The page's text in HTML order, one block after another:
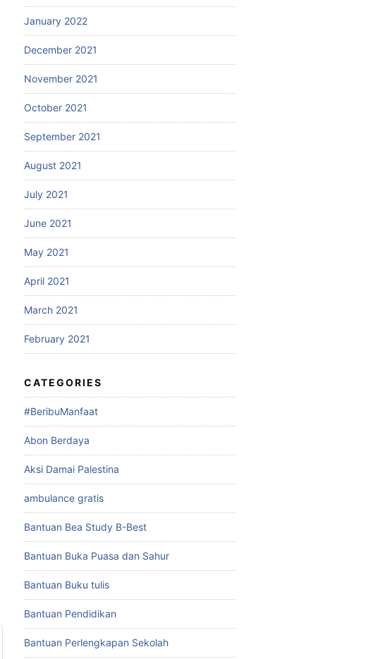
January 2022
December 2021
November 2021
October 2021
September 2021
August 2021
July 2021
June 2021
May 2021
April 2021
March 2021
February 2021
CATEGORIES
#BeribuManfaat
Abon Berdaya
Aksi Damai Palestina
ambulance gratis
Bantuan Bea Study B-Best
Bantuan Buka Puasa dan Sahur
Bantuan Buku tulis
Bantuan Pendidikan
Bantuan Perlengkapan Sekolah